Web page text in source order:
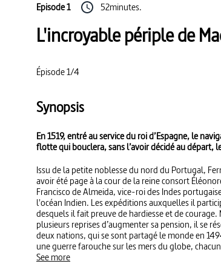
Episode 1 52minutes.
L'incroyable périple de
Épisode 1/4
Synopsis
En 1519, entré au service du roi d’Espagne, le
flotte qui bouclera, sans l’avoir décidé au
Issu de la petite noblesse du nord du Portugal,
avoir été page à la cour de la reine consort
Francisco de Almeida, vice-roi des Indes
l'océan Indien. Les expéditions auxquelles il
desquels il fait preuve de hardiesse et de
plusieurs reprises d’augmenter sa pension, il se
deux nations, qui se sont partagé le monde en
une guerre farouche sur les mers du globe,
lointaines. En 1518, Magellan se rend à Valladolid
See more